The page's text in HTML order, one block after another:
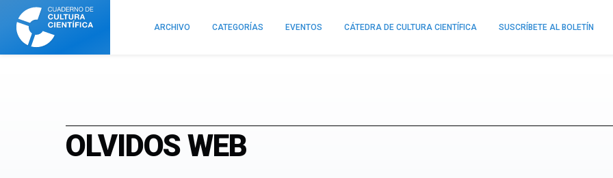
Cuaderno
Cultura
Científica
ARCHIVO CATEGORÍAS EVENTOS CÁTEDRA DE CULTURA CIENTÍFICA SUSCRÍBETE AL BOLETÍN
OLVIDOS WEB